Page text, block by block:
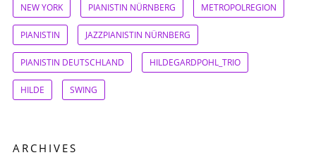
NEW YORK PIANISTIN NÜRNBERG METROPOLREGION
PIANISTIN JAZZPIANISTIN NÜRNBERG
PIANISTIN DEUTSCHLAND HILDEGARDPOHL_TRIO
HILDE SWING
ARCHIVES